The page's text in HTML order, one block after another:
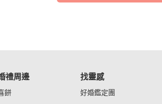
禮周邊
餅
找靈感
好婚鑑定團